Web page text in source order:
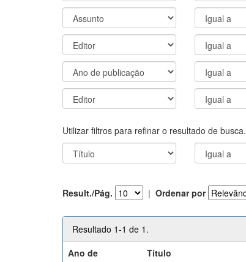
Utilizar filtros para refinar o resultado de busca.
Result./Pág. | Ordenar por
Resultado 1-1 de 1.
Ano de
Título